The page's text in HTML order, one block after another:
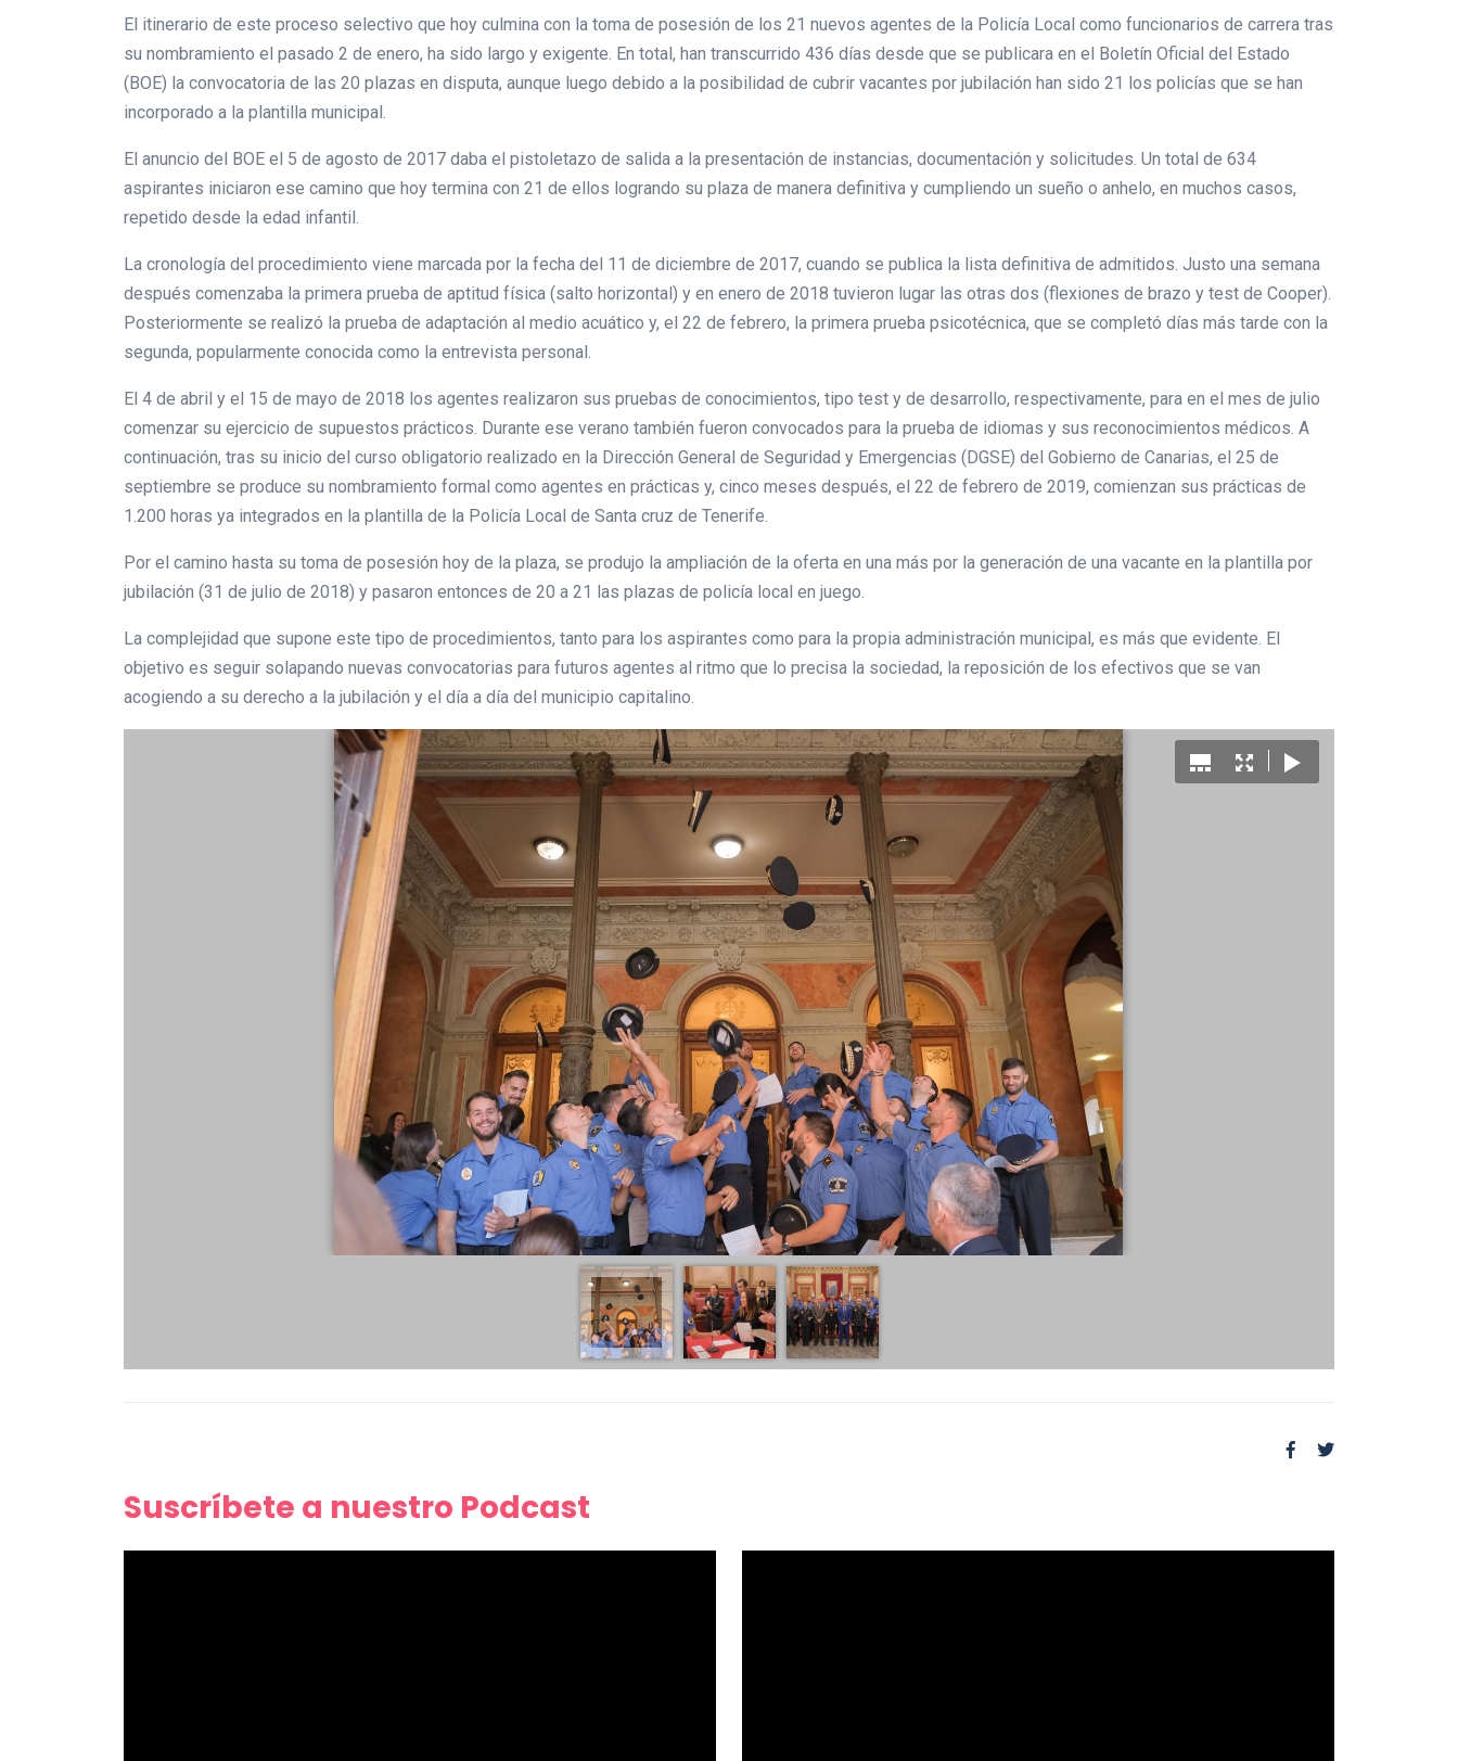
El itinerario de este proceso selectivo que hoy culmina con la toma de posesión de los 21 nuevos agentes de la Policía Local como funcionarios de carrera tras
su nombramiento el pasado 2 de enero, ha sido largo y exigente. En total, han transcurrido 436 días desde que se publicara en el Boletín Oficial del Estado
(BOE) la convocatoria de las 20 plazas en disputa, aunque luego debido a la posibilidad de cubrir vacantes por jubilación han sido 21 los policías que se han
incorporado a la plantilla municipal.
El anuncio del BOE el 5 de agosto de 2017 daba el pistoletazo de salida a la presentación de instancias, documentación y solicitudes. Un total de 634
aspirantes iniciaron ese camino que hoy termina con 21 de ellos logrando su plaza de manera definitiva y cumpliendo un sueño o anhelo, en muchos casos,
repetido desde la edad infantil.
La cronología del procedimiento viene marcada por la fecha del 11 de diciembre de 2017, cuando se publica la lista definitiva de admitidos. Justo una semana
después comenzaba la primera prueba de aptitud física (salto horizontal) y en enero de 2018 tuvieron lugar las otras dos (flexiones de brazo y test de Cooper).
Posteriormente se realizó la prueba de adaptación al medio acuático y, el 22 de febrero, la primera prueba psicotécnica, que se completó días más tarde con la
segunda, popularmente conocida como la entrevista personal.
El 4 de abril y el 15 de mayo de 2018 los agentes realizaron sus pruebas de conocimientos, tipo test y de desarrollo, respectivamente, para en el mes de julio
comenzar su ejercicio de supuestos prácticos. Durante ese verano también fueron convocados para la prueba de idiomas y sus reconocimientos médicos. A
continuación, tras su inicio del curso obligatorio realizado en la Dirección General de Seguridad y Emergencias (DGSE) del Gobierno de Canarias, el 25 de
septiembre se produce su nombramiento formal como agentes en prácticas y, cinco meses después, el 22 de febrero de 2019, comienzan sus prácticas de
1.200 horas ya integrados en la plantilla de la Policía Local de Santa cruz de Tenerife.
Por el camino hasta su toma de posesión hoy de la plaza, se produjo la ampliación de la oferta en una más por la generación de una vacante en la plantilla por
jubilación (31 de julio de 2018) y pasaron entonces de 20 a 21 las plazas de policía local en juego.
La complejidad que supone este tipo de procedimientos, tanto para los aspirantes como para la propia administración municipal, es más que evidente. El
objetivo es seguir solapando nuevas convocatorias para futuros agentes al ritmo que lo precisa la sociedad, la reposición de los efectivos que se van
acogiendo a su derecho a la jubilación y el día a día del municipio capitalino.
Suscríbete a nuestro Podcast